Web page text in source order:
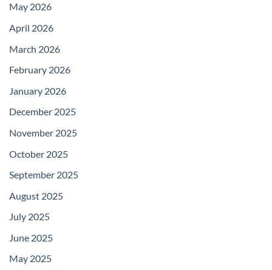
May 2026
April 2026
March 2026
February 2026
January 2026
December 2025
November 2025
October 2025
September 2025
August 2025
July 2025
June 2025
May 2025